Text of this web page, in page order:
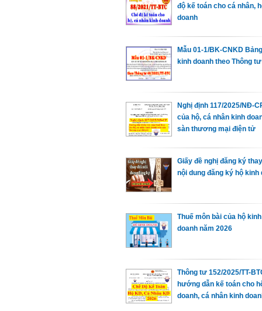
độ kế toán cho cá nhân,
doanh
Mẫu 01-1/BK-CNKD
kinh doanh theo Thông
Nghị định 117/2025/NĐ-
của hộ, cá nhân kinh
sàn thương mại điện tử
Giấy đề nghị đăng ký
nội dung đăng ký hộ kinh
Thuế môn bài của hộ kinh
doanh năm 2026
Thông tư 152/2025/TT-
hướng dẫn kế toán cho
doanh, cá nhân kinh